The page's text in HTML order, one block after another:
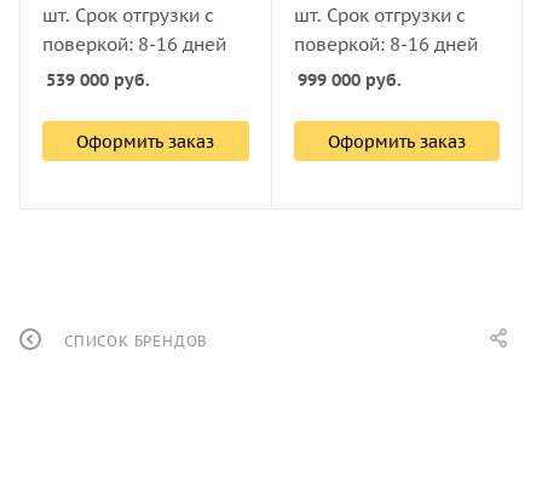
шт. Срок отгрузки с
поверкой: 8-16 дней
539 000 руб.
Оформить заказ
шт. Срок отгрузки с
поверкой: 8-16 дней
999 000руб.
Оформить заказ
СПИСОК БРЕНДОВ